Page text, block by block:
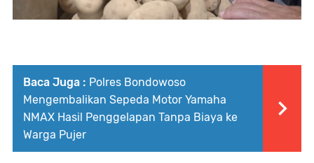
Baca Juga : Polres Bondowoso
Mengembalikan Sepeda Motor Yamaha
NMAX Hasil Penggelapan Tanpa Biaya ke
Warga Pujer